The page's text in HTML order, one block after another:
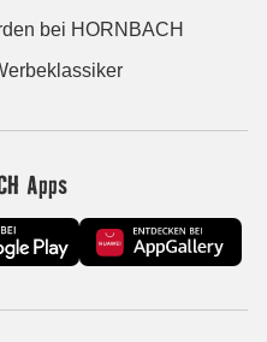
bei HORNBACH
Apps